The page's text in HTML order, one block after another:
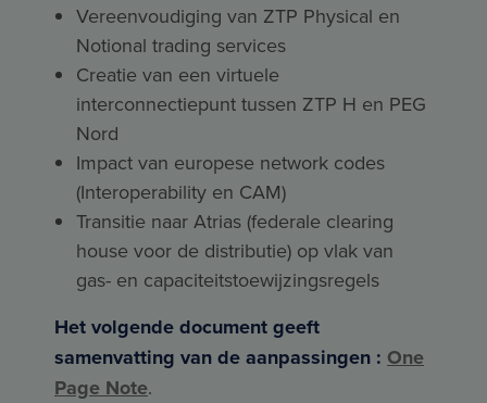
Vereenvoudiging van ZTP Physical en
Notional trading services
Creatie van een virtuele
interconnectiepunt tussen ZTP H en PEG
Nord
Impact van europese network codes
(Interoperability en CAM)
Transitie naar Atrias (federale clearing
house voor de distributie) op vlak van
gas- en capaciteitstoewijzingsregels
Het volgende document geeft
samenvatting van de aanpassingen : One
Page Note.